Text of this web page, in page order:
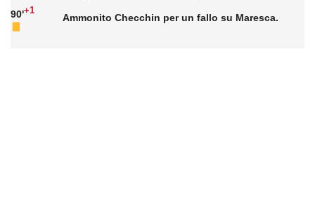
90'+1
Ammonito Checchin per un fallo su Maresca.